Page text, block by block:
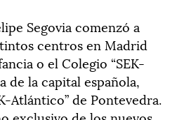
Segovia comenzó a
centros en Madrid
o el Colegio “SEK-
de la capital española,
Atlántico” de Pontevedra.